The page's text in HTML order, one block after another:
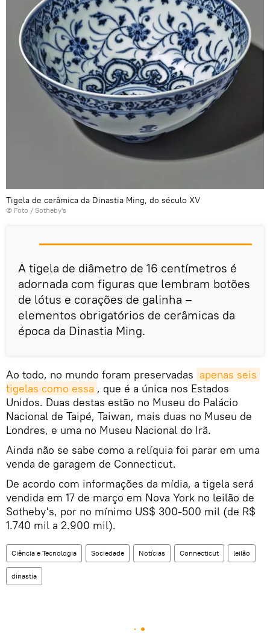
Tigela de cerâmica da Dinastia Ming, do século XV
© Foto / Sotheby's
A tigela de diâmetro de 16 centímetros é
adornada com figuras que lembram botões
de lótus e corações de galinha –
elementos obrigatórios de cerâmicas da
época da Dinastia Ming.
Ao todo, no mundo foram preservadas apenas seis
tigelas como essa , que é a única nos Estados
Unidos. Duas destas estão no Museu do Palácio
Nacional de Taipé, Taiwan, mais duas no Museu de
Londres, e uma no Museu Nacional do Irã.
Ainda não se sabe como a relíquia foi parar em uma
venda de garagem de Connecticut.
De acordo com informações da mídia, a tigela será
vendida em 17 de março em Nova York no leilão de
Sotheby's, por no mínimo US$ 300-500 mil (de R$
1.740 mil a 2.900 mil).
Ciência e Tecnologia Sociedade Notícias Connecticut leilão
dinastia